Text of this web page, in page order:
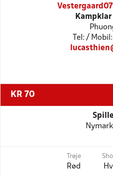
Tel: /
KR 70
Trøje
Rød